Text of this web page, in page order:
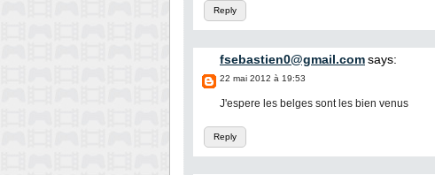
Reply
fsebastien0@gmail.comsays:
22 mai 2012 à 19:53
Reply
J'espere les belges sont les bien venus